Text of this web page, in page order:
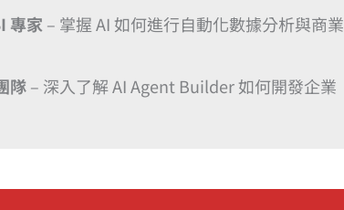
專家– 掌握 AI 如何進行自動化數據分析與商業
隊– 深入了解 AI Agent Builder 如何開發企業